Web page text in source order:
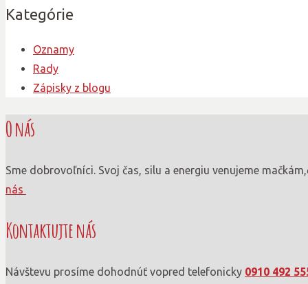
Kategórie
Oznamy
Rady
Zápisky z blogu
O nás
Sme dobrovoľníci. Svoj čas, silu a energiu venujeme
nás
Kontaktujte nás
Návštevu prosíme dohodnúť vopred telefonicky 0910 492